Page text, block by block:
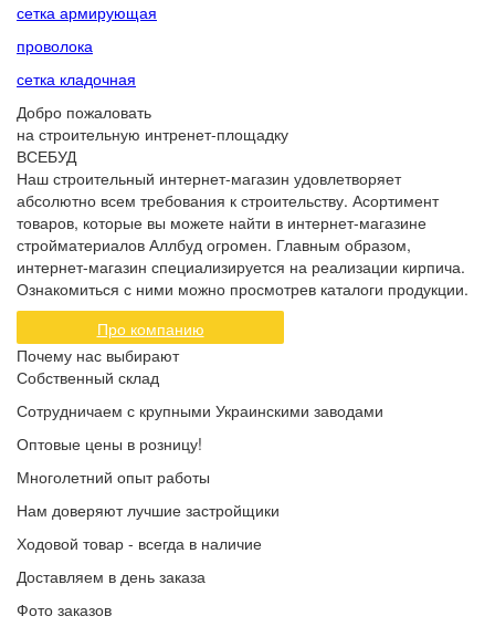
сетка армирующая
проволока
сетка кладочная
Добро пожаловать
на строительную интренет-площадку
ВСЕБУД
Наш строительный интернет-магазин удовлетворяет
абсолютно всем требования к строительству. Асортимент
товаров, которые вы можете найти в интернет-магазине
стройматериалов Аллбуд огромен. Главным образом,
интернет-магазин специализируется на реализации кирпича.
Ознакомиться с ними можно просмотрев каталоги продукции.
Про компанию
Почему нас выбирают
Собственный склад
Сотрудничаем с крупными Украинскими заводами
Оптовые цены в розницу!
Многолетний опыт работы
Нам доверяют лучшие застройщики
Ходовой товар - всегда в наличие
Доставляем в день заказа
Фото заказов